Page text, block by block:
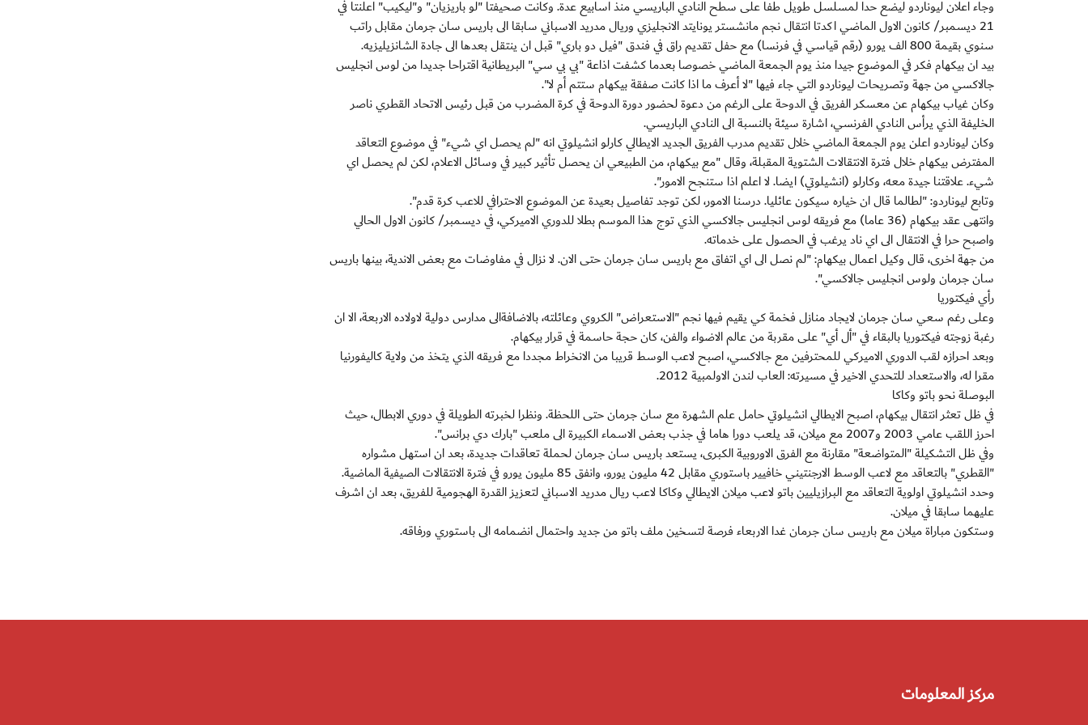
وجاء اعلان ليوناردو ليضع حدا لمسلسل طويل طفا على سطح النادي الباريسي منذ اسابيع عدة. وكانت صحيفتا "لو باريزيان" و"ليكيب" اعلنتا في
21 ديسمبر/ كانون الاول الماضي اكدتا انتقال نجم مانشستر يونايتد الانجليزي وريال مدريد الاسباني سابقا الى باريس سان جرمان مقابل راتب
سنوي بقيمة 800 الف يورو (رقم قياسي في فرنسا) مع حفل تقديم راق في فندق "فيل دو باري" قبل ان ينتقل بعدها الى جادة الشانزيليزيه.
بيد ان بيكهام فكر في الموضوع جيدا منذ يوم الجمعة الماضي خصوصا بعدما كشفت اذاعة "بي بي سي" البريطانية اقتراحا جديدا من لوس انجليس
جالاكسي من جهة وتصريحات ليوناردو التي جاء فيها "لا أعرف ما اذا كانت صفقة بيكهام ستتم أم لا".
وكان غياب بيكهام عن معسكر الفريق في الدوحة على الرغم من دعوة لحضور دورة الدوحة في كرة المضرب من قبل رئيس الاتحاد القطري ناصر
الخليفة الذي يرأس النادي الفرنسي، اشارة سيئة بالنسبة الى النادي الباريسي.
وكان ليوناردو اعلن يوم الجمعة الماضي خلال تقديم مدرب الفريق الجديد الايطالي كارلو انشيلوتي انه "لم يحصل اي شيء" في موضوع التعاقد
المفترض بيكهام خلال فترة الانتقالات الشتوية المقبلة، وقال "مع بيكهام، من الطبيعي ان يحصل تأثير كبير في وسائل الاعلام، لكن لم يحصل اي
شيء. علاقتنا جيدة معه، وكارلو (انشيلوتي) ايضا. لا اعلم اذا ستنجح الامور".
وتابع ليوناردو: "لطالما قال ان خياره سيكون عائليا. درسنا الامور، لكن توجد تفاصيل بعيدة عن الموضوع الاحترافي للاعب كرة قدم".
وانتهى عقد بيكهام (36 عاما) مع فريقه لوس انجليس جالاكسي الذي توج هذا الموسم بطلا للدوري الاميركي، في ديسمبر/ كانون الاول الحالي
واصبح حرا في الانتقال الى اي ناد يرغب في الحصول على خدماته.
من جهة اخرى، قال وكيل اعمال بيكهام: "لم نصل الى اي اتفاق مع باريس سان جرمان حتى الان. لا نزال في مفاوضات مع بعض الاندية، بينها باريس
سان جرمان ولوس انجليس جالاكسي".
رأي فيكتوريا
وعلى رغم سعي سان جرمان لايجاد منازل فخمة كي يقيم فيها نجم "الاستعراض" الكروي وعائلته، بالاضافةالى مدارس دولية لاولاده الاربعة، الا ان
رغبة زوجته فيكتوريا بالبقاء في "أل أي" على مقربة من عالم الاضواء والفن، كان حجة حاسمة في قرار بيكهام.
وبعد احرازه لقب الدوري الاميركي للمحترفين مع جالاكسي، اصبح لاعب الوسط قريبا من الانخراط مجددا مع فريقه الذي يتخذ من ولاية كاليفورنيا
مقرا له، والاستعداد للتحدي الاخير في مسيرته: العاب لندن الاولمبية 2012.
البوصلة نحو باتو وكاكا
في ظل تعثر انتقال بيكهام، اصبح الايطالي انشيلوتي حامل علم الشهرة مع سان جرمان حتى اللحظة. ونظرا لخبرته الطويلة في دوري الابطال، حيث
احرز اللقب عامي 2003 و2007 مع ميلان، قد يلعب دورا هاما في جذب بعض الاسماء الكبيرة الى ملعب "بارك دي برانس".
وفي ظل التشكيلة "المتواضعة" مقارنة مع الفرق الاوروبية الكبرى، يستعد باريس سان جرمان لحملة تعاقدات جديدة، بعد ان استهل مشواره
"القطري" بالتعاقد مع لاعب الوسط الارجنتيني خافيير باستوري مقابل 42 مليون يورو، وانفق 85 مليون يورو في فترة الانتقالات الصيفية الماضية.
وحدد انشيلوتي اولوية التعاقد مع البرازيليين باتو لاعب ميلان الايطالي وكاكا لاعب ريال مدريد الاسباني لتعزيز القدرة الهجومية للفريق، بعد ان اشرف
عليهما سابقا في ميلان.
وستكون مباراة ميلان مع باريس سان جرمان غدا الاربعاء فرصة لتسخين ملف باتو من جديد واحتمال انضمامه الى باستوري ورفاقه.
مركز المعلومات